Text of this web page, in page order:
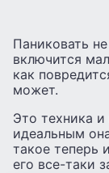
Паниковать
включится
как
может.
Это техника
идеальным
такое теперь
его все-таки